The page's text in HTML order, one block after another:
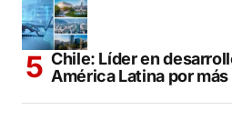
Chile: Líder en
América Latina por